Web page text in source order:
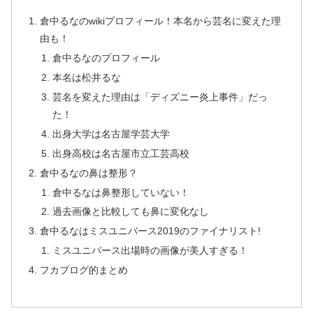
倉中るなのwikiプロフィール！本名から芸名に変えた理
由も！
倉中るなのプロフィール
本名は松井るな
芸名を変えた理由は「ディズニー炎上事件」だっ
た！
出身大学は名古屋学芸大学
出身高校は名古屋市立工芸高校
倉中るなの鼻は整形？
倉中るなは鼻整形していない！
過去画像と比較しても鼻に変化なし
倉中るなはミスユニバース2019のファイナリスト!
ミスユニバース出場時の画像が美人すぎる！
フカブログ的まとめ